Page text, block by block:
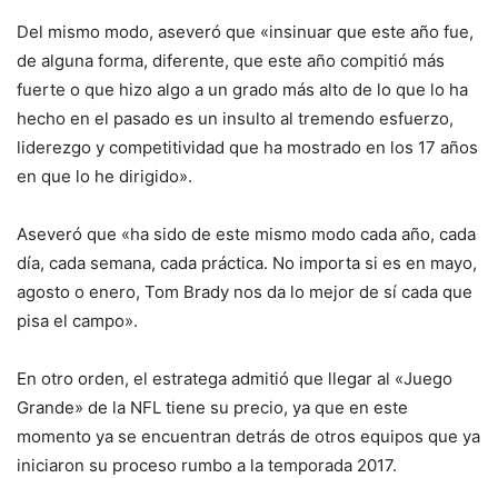
Del mismo modo, aseveró que «insinuar que este año fue,
de alguna forma, diferente, que este año compitió más
fuerte o que hizo algo a un grado más alto de lo que lo ha
hecho en el pasado es un insulto al tremendo esfuerzo,
liderezgo y competitividad que ha mostrado en los 17 años
en que lo he dirigido».
Aseveró que «ha sido de este mismo modo cada año, cada
día, cada semana, cada práctica. No importa si es en mayo,
agosto o enero, Tom Brady nos da lo mejor de sí cada que
pisa el campo».
En otro orden, el estratega admitió que llegar al «Juego
Grande» de la NFL tiene su precio, ya que en este
momento ya se encuentran detrás de otros equipos que ya
iniciaron su proceso rumbo a la temporada 2017.